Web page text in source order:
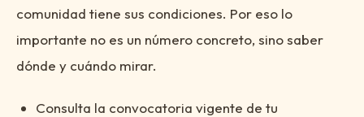
comunidad tiene sus condiciones. Por eso lo
importante no es un número concreto, sino saber
dónde y cuándo mirar.
Consulta la convocatoria vigente de tu